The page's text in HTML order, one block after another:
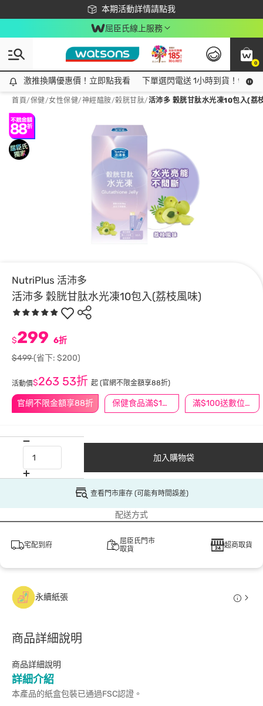
本期活動詳情請點我
下載app最高回饋$350
屈臣氏線上服務
0
激推換購優惠價！立即點我看
激推換購優惠價！立即點我看 下單選閃電送 1小時到貨！領神
首頁/保健/女性保健/神經醯胺/榖胱甘肽/活沛多 穀胱甘肽水光凍10包入(荔
NutriPlus 活沛多
活沛多 穀胱甘肽水光凍10包入(荔枝風味)
官網不限金額享88折 保健食品滿$1200送$100 滿$100送數位印花
$299 6折
$499(省下: $200)
活動價$263 53折 起 (官網不限金額享88折)
加入購物袋
查看門市庫存 (可能有時間誤差)
配送方式
宅配到府
屈臣氏門市
取貨
超商取貨
永續紙張
商品詳細說明
商品詳細說明
詳細介紹
本產品的紙盒包裝已通過FSC認證。